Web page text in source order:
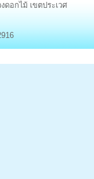
อกไม้ เขตประเวศ